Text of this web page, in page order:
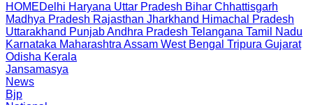
HOMEDelhi Haryana Uttar Pradesh Bihar Chhattisgarh
Madhya Pradesh Rajasthan Jharkhand Himachal Pradesh
Uttarakhand PunjabAndhra Pradesh Telangana Tamil Nadu
Karnataka Maharashtra Assam West Bengal Tripura Gujarat
Odisha Kerala
Jansamasya
News
Bjp